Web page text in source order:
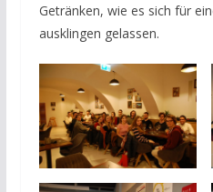
Getränken, wie es sich für
ausklingen gelassen.